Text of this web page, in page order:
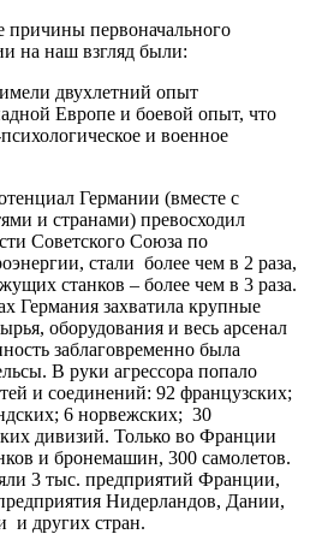
первоначального
на наш взгляд были:
двухлетний опыт
Европе и боевой опыт, что
и военное
Германии (вместе с
и странами) превосходил
Советского Союза по
стали более чем в 2 раза,
станков – более чем в 3 раза.
Германия захватила крупные
оборудования и весь арсенал
заблаговременно была
В руки агрессора попало
и соединений: 92 французских;
6 норвежских; 30
дивизий. Только во Франции
и бронемашин, 300 самолетов.
3 тыс. предприятий Франции,
Нидерландов, Дании,
и других стран.